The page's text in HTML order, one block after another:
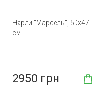
Нарди "Марсель", 50х47
см
2950 грн